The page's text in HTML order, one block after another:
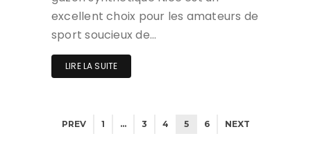
excellent choix pour les amateurs de
sport soucieux de…
LIRE LA SUITE
PREV 1 … 3 4 5 6 NEXT